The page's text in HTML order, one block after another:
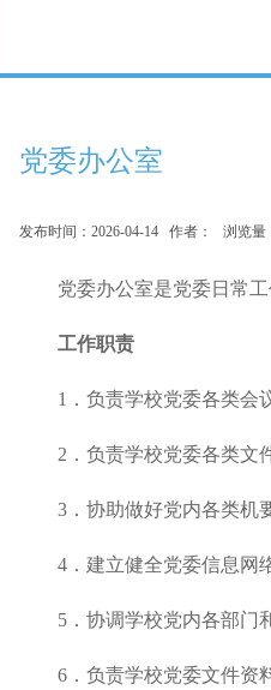
党委办公室
发布时间：2026-04-14 作者： 浏览量
党委办公室是党委日常
工作职责
1．负责学校党委各类会
2．负责学校党委各类文
3．协助做好党内各类机
4．建立健全党委信息网
5．协调学校党内各部门
6．负责学校党委文件资